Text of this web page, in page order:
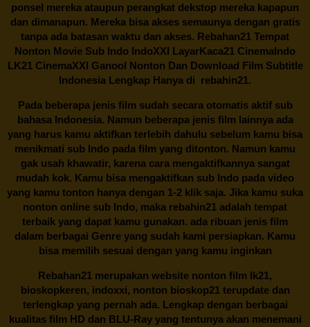
ponsel mereka ataupun perangkat dekstop mereka kapapun
dan dimanapun. Mereka bisa akses semaunya dengan gratis
tanpa ada batasan waktu dan akses. Rebahan21 Tempat
Nonton Movie Sub Indo IndoXXI LayarKaca21 CinemaIndo
LK21 CinemaXXI Ganool Nonton Dan Download Film Subtitle
Indonesia Lengkap Hanya di rebahin21.
Pada beberapa jenis film sudah secara otomatis aktif sub
bahasa Indonesia. Namun beberapa jenis film lainnya ada
yang harus kamu aktifkan terlebih dahulu sebelum kamu bisa
menikmati sub Indo pada film yang ditonton. Namun kamu
gak usah khawatir, karena cara mengaktifkannya sangat
mudah kok. Kamu bisa mengaktifkan sub Indo pada video
yang kamu tonton hanya dengan 1-2 klik saja. Jika kamu suka
nonton online sub Indo, maka rebahin21 adalah tempat
terbaik yang dapat kamu gunakan. ada ribuan jenis film
dalam berbagai Genre yang sudah kami persiapkan. Kamu
bisa memilih sesuai dengan yang kamu inginkan
Rebahan21 merupakan website nonton film lk21,
bioskopkeren, indoxxi, nonton bioskop21 terupdate dan
terlengkap yang pernah ada. Lengkap dengan berbagai
kualitas film HD dan BLU-Ray yang tentunya akan menemani